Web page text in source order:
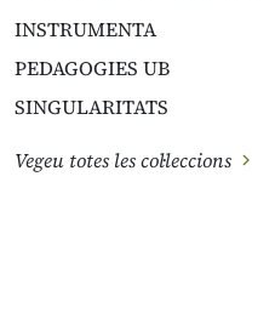
INSTRUMENTA
PEDAGOGIES UB
SINGULARITATS
Vegeu totes les col·leccions